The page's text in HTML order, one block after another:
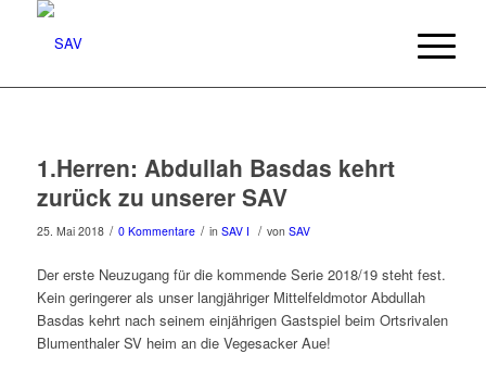
1.Herren: Abdullah Basdas kehrt
zurück zu unserer SAV
25. Mai 2018 / 0 Kommentare / in SAV I / von SAV
Der erste Neuzugang für die kommende Serie 2018/19 steht fest.
Kein geringerer als unser langjähriger Mittelfeldmotor Abdullah
Basdas kehrt nach seinem einjährigen Gastspiel beim Ortsrivalen
Blumenthaler SV heim an die Vegesacker Aue!